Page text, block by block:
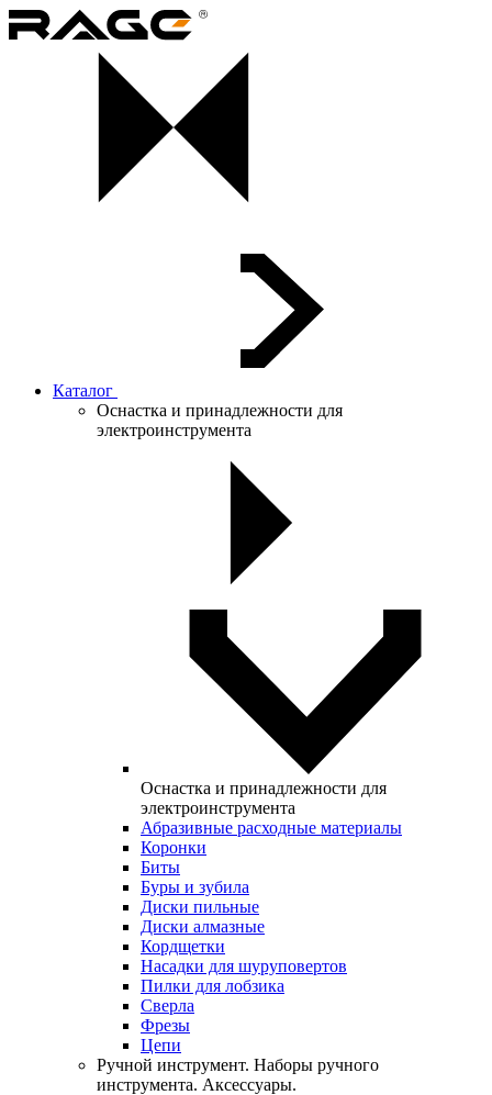
Каталог
Оснастка и принадлежности для
электроинструмента
Оснастка и принадлежности для
электроинструмента
Абразивные расходные материалы
Коронки
Биты
Буры и зубила
Диски пильные
Диски алмазные
Кордщетки
Насадки для шуруповертов
Пилки для лобзика
Сверла
Фрезы
Цепи
Ручной инструмент. Наборы ручного
инструмента. Аксессуары.